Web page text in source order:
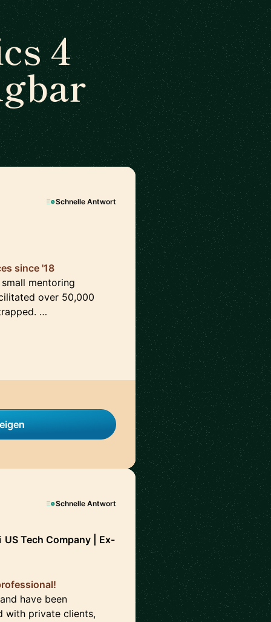
4
Schnelle Antwort
since '18
mentoring
over 50,000
…
Schnelle Antwort
US Tech Company | Ex-
have been
with private clients,